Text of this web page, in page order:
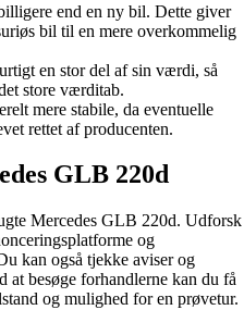
end en ny bil. Dette giver
bil til en mere overkommelig
en stor del af sin værdi, så
store værditab.
mere stabile, da eventuelle
rettet af producenten.
GLB 220d
Mercedes GLB 220d. Udforsk
og
kan også tjekke aviser og
besøge forhandlerne kan du få
og mulighed for en prøvetur.